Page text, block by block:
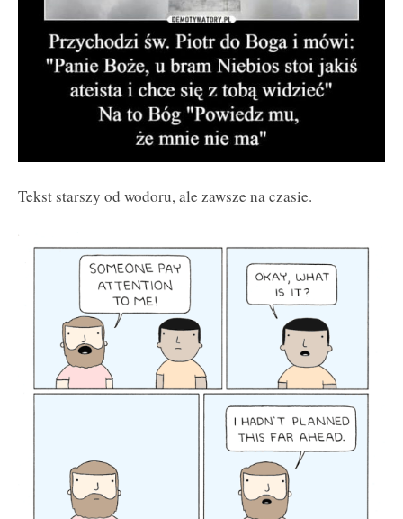
Tekst starszy od wodoru, ale zawsze na czasie.